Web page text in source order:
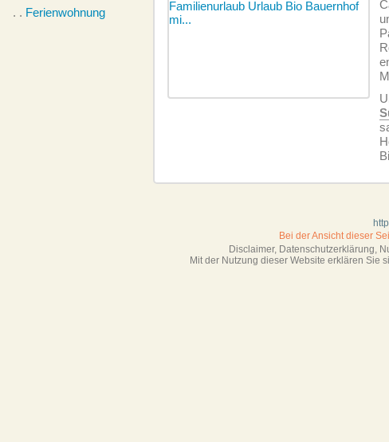
. . Ferienwohnung
Bei der Ansicht dieser
Disclaimer, Datenschutzerklärung,
Mit der Nutzung dieser Website erklären Sie